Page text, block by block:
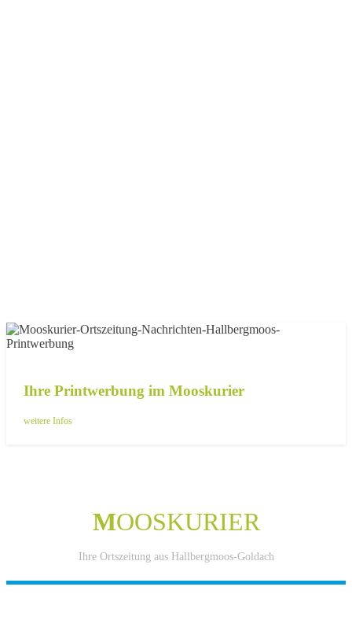
Ihre Printwerbung im Mooskurier
weitere Infos
MOOSKURIER
Ihre Ortszeitung aus Hallbergmoos-Goldach